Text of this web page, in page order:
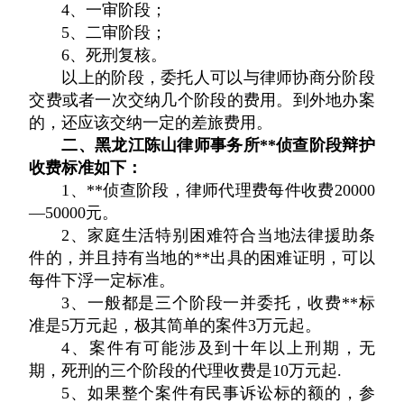
4、一审阶段；
5、二审阶段；
6、死刑复核。
以上的阶段，委托人可以与律师协商分阶段
交费或者一次交纳几个阶段的费用。到外地办案
的，还应该交纳一定的差旅费用。
二、黑龙江陈山律师事务所**侦查阶段辩护
收费标准如下：
1 、 **侦查阶段，律师代理费每件收费20000
—50000元。
2 、 家庭生活特别困难符合当地法律援助条
件的，并且持有当地的**出具的困难证明，可以
每件下浮一定标准。
3、一般都是三个阶段一并委托，收费**标
准是5万元起，极其简单的案件3万元起。
4 、案件有可能涉及到十年以上刑期，无
期，死刑的三个阶段的代理收费是10万元起.
5、如果整个案件有民事诉讼标的额的，参